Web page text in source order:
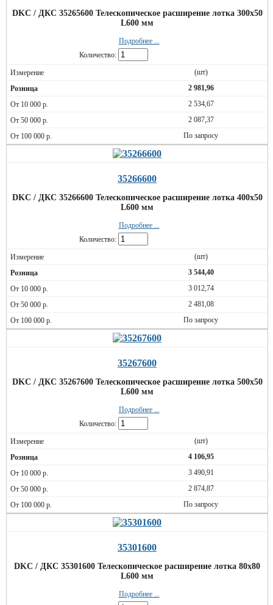
DKC / ДКС 35265600 Телескопическое расширение лотка 300х50
L600 мм
Подробнее ...
Количество:
(шт)
2 981,96
2 534,67
2 087,37
По запросу
35266600
DKC / ДКС 35266600 Телескопическое расширение лотка 400х50
L600 мм
Подробнее ...
Количество:
(шт)
3 544,40
3 012,74
2 481,08
По запросу
35267600
DKC / ДКС 35267600 Телескопическое расширение лотка 500х50
L600 мм
Подробнее ...
Количество:
(шт)
4 106,95
3 490,91
2 874,87
По запросу
35301600
DKC / ДКС 35301600 Телескопическое расширение лотка 80х80
L600 мм
Подробнее ...